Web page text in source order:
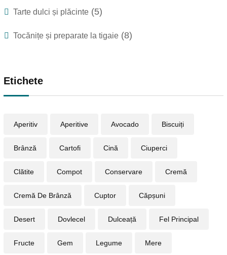
Tarte dulci și plăcinte (5)
Tocănițe și preparate la tigaie (8)
Etichete
Aperitiv Aperitive Avocado Biscuiți
Brânză Cartofi Cină Ciuperci
Clătite Compot Conservare Cremă
Cremă De Brânză Cuptor Căpșuni
Desert Dovlecel Dulceață Fel Principal
Fructe Gem Legume Mere